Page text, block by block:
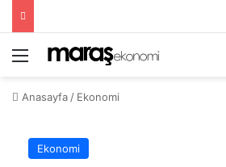
Menü
Anasayfa / Ekonomi
Ekonomi